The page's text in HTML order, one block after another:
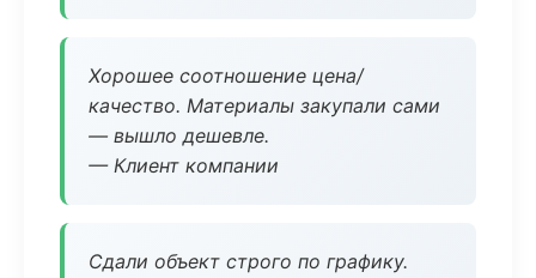
Хорошее соотношение цена/
качество. Материалы закупали сами
— вышло дешевле.
— Клиент компании
Сдали объект строго по графику.